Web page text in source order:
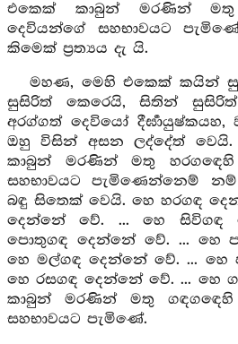
එකෙක් කාබුන් මරණින් මතු
දෙවියන්ගේ සහභාවයට
කිමෙක් ප්‍රත්‍යය දැ යි.
මහණ, මෙහි එකෙක් කයින්
සුසිරිත් කෙරෙයි, සිතින් සුසිරිත්
අරග්ගත් දෙවියෝ දීර්‍ඝායුෂ්කයහ,
ඔහු විසින් අසන ලද්දේත් වෙයි.
කාබුන් මරණින් මතු හරගඳෙහි
සහභාවයට පැමිණෙන්නෙම් නම්
බඳු සිතෙක් වෙයි. හෙ හරගඳ
දෙන්නේ වේ. ... හෙ සිවිගඳ
පොතුගඳ දෙන්නේ වේ. ... හෙ
හෙ මල්ගඳ දෙන්නේ වේ. ... හෙ
හෙ රසගඳ දෙන්නේ වේ. ... හෙ
කාබුන් මරණින් මතු ගඳගඳෙහි
සහභාවයට පැමිණේ.